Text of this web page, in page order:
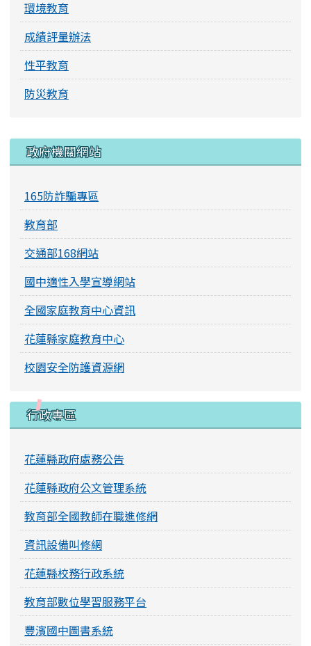
環境教育
成績評量辦法
性平教育
防災教育
右邊區域內容
政府機關網站
165防詐騙專區
教育部
交通部168網站
國中適性入學宣導網站
全國家庭教育中心資訊
花蓮縣家庭教育中心
校園安全防護資源網
行政專區
花蓮縣政府處務公告
花蓮縣政府公文管理系統
教育部全國教師在職進修網
資訊設備叫修網
花蓮縣校務行政系統
教育部數位學習服務平台
豐濱國中圖書系統